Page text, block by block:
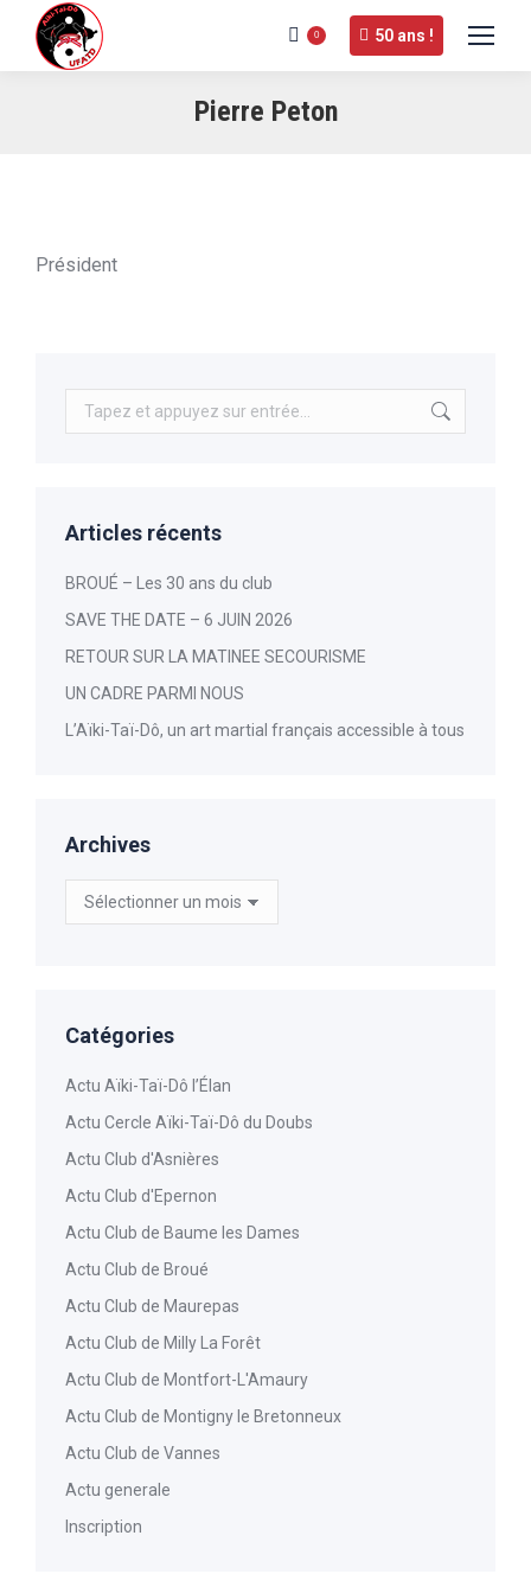
0 50 ans !
Pierre Peton
Président
Recherche
:
Articles récents
BROUÉ – Les 30 ans du club
SAVE THE DATE – 6 JUIN 2026
RETOUR SUR LA MATINEE SECOURISME
UN CADRE PARMI NOUS
L’Aïki-Taï-Dô, un art martial français accessible à tous
Archives
Archives
Catégories
Actu Aïki-Taï-Dô l’Élan
Actu Cercle Aïki-Taï-Dô du Doubs
Actu Club d'Asnières
Actu Club d'Epernon
Actu Club de Baume les Dames
Actu Club de Broué
Actu Club de Maurepas
Actu Club de Milly La Forêt
Actu Club de Montfort-L'Amaury
Actu Club de Montigny le Bretonneux
Actu Club de Vannes
Actu generale
Inscription